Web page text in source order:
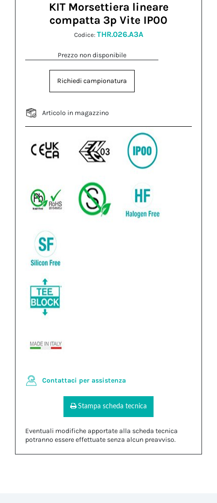
KIT Morsettiera lineare
compatta 3p Vite IP00
Codice: THR.026.A3A
Prezzo non disponibile
Richiedi campionatura
Articolo in magazzino
Contattaci per assistenza
Stampa scheda tecnica
Eventuali modifiche apportate alla scheda tecnica
potranno essere effettuate senza alcun preavviso.